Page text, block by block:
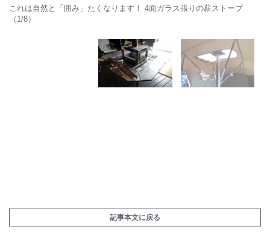
これは自然と「囲み」たくなります！ 4面ガラス張りの薪ストーブ
（1/8）
記事本文に戻る